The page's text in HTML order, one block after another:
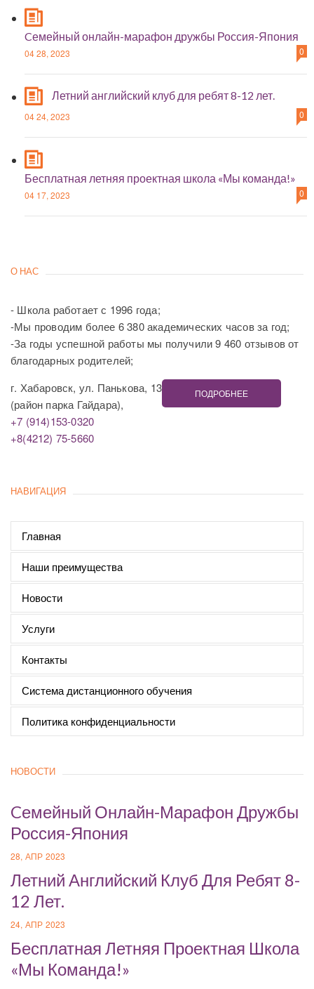
Cемейный онлайн-марафон дружбы Россия-Япония
04 28, 2023 0
Летний английский клуб для ребят 8-12 лет.
04 24, 2023 0
Бесплатная летняя проектная школа «Мы команда!»
04 17, 2023 0
О НАС
- Школа работает с 1996 года;
-Мы проводим более 6 380 академических часов за год;
-За годы успешной работы мы получили 9 460 отзывов от
благодарных родителей;
г. Хабаровск, ул. Панькова, 13
(район парка Гайдара),
+7 (914)153-0320
+8(4212) 75-5660
ПОДРОБНЕЕ
НАВИГАЦИЯ
Главная
Наши преимущества
Новости
Услуги
Контакты
Система дистанционного обучения
Политика конфиденциальности
НОВОСТИ
Cемейный Онлайн-Марафон Дружбы
Россия-Япония
28, АПР 2023
Летний Английский Клуб Для Ребят 8-
12 Лет.
24, АПР 2023
Бесплатная Летняя Проектная Школа
«Мы Команда!»